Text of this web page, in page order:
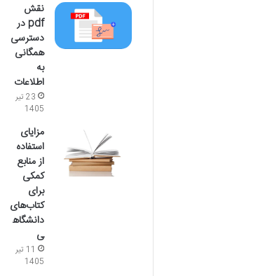
نقش
pdf در
دسترسی
همگانی
به
اطلاعات
23 تیر
1405
مزایای
استفاده
از منابع
کمکی
برای
کتاب‌های
دانشگاه
ی
11 تیر
1405